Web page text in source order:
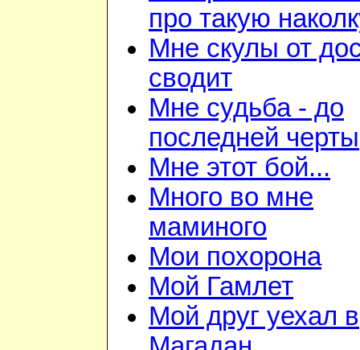
про такую
Мне скулы от
сводит
Мне судьба - до
последней черты
Мне этот бой...
Много во мне
маминого
Мои похорона
Мой Гамлет
Мой друг уехал в